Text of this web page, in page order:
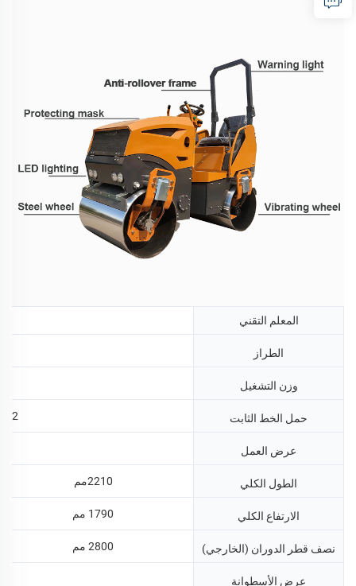
المعلم التقني
الطراز
وزن التشغيل
حمل الخط الثابت 82 نيوتن/سم
عرض العمل
الطول الكلي 2210مم
الارتفاع الكلي 1790 مم
نصف قطر الدوران (الخارجي) 2800 مم
عرض الأسطوانة